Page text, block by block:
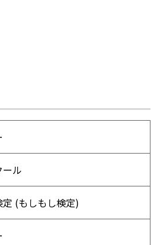
ル
(もしもし検定)